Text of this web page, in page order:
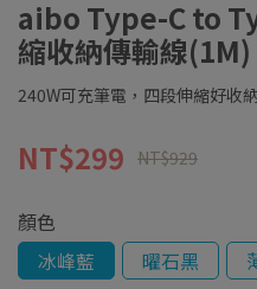
aibo Type-C to
縮收納傳輸線(1M)
240W可充筆電，四段伸縮好收納
NT$299 NT$929
顏色
冰峰藍
曜石黑